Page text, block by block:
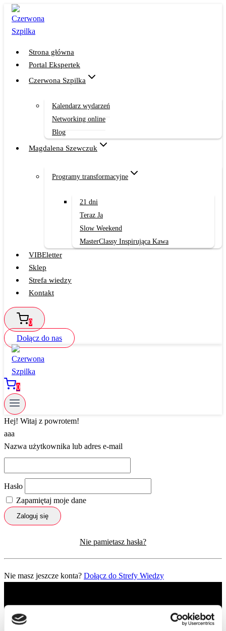
Przejdź
treści
Strona główna
Portal Ekspertek
Czerwona Szpilka
Kalendarz wydarzeń
Networking online
Blog
Magdalena Szewczuk
Programy transformacyjne
21 dni
Teraz Ja
Slow Weekend
MasterClassy Inspirująca Kawa
VIBEletter
Sklep
Strefa wiedzy
Kontakt
0
Dołącz do nas
0
Hej! Witaj z powrotem!
aaa
Nazwa użytkownika lub adres e-mail
Hasło
Zapamiętaj moje dane
Zaloguj się
Nie pamietasz hasła?
Nie masz jeszcze konta? Dołącz do Strefy Wiedzy